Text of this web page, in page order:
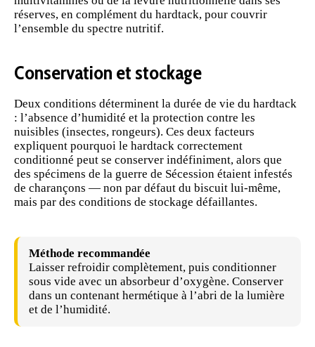
réserves, en complément du hardtack, pour couvrir
l’ensemble du spectre nutritif.
Conservation et stockage
Deux conditions déterminent la durée de vie du hardtack
: l’absence d’humidité et la protection contre les
nuisibles (insectes, rongeurs). Ces deux facteurs
expliquent pourquoi le hardtack correctement
conditionné peut se conserver indéfiniment, alors que
des spécimens de la guerre de Sécession étaient infestés
de charançons — non par défaut du biscuit lui-même,
mais par des conditions de stockage défaillantes.
Méthode recommandée
Laisser refroidir complètement, puis conditionner
sous vide avec un absorbeur d’oxygène. Conserver
dans un contenant hermétique à l’abri de la lumière
et de l’humidité.